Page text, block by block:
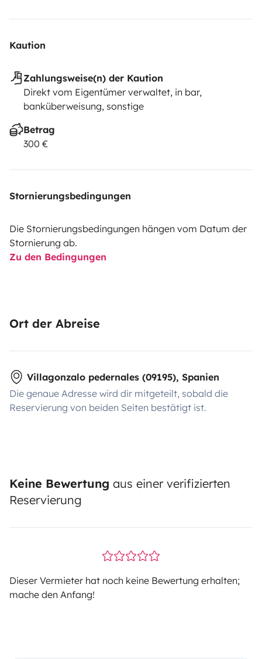
Kaution
Zahlungsweise(n) der Kaution
Direkt vom Eigentümer verwaltet, in bar,
banküberweisung, sonstige
Betrag
300 €
Stornierungsbedingungen
Die Stornierungsbedingungen hängen vom Datum der
Stornierung ab.
Zu den Bedingungen
Ort der Abreise
Villagonzalo pedernales (09195), Spanien
Die genaue Adresse wird dir mitgeteilt, sobald die
Reservierung von beiden Seiten bestätigt ist.
Keine Bewertung aus einer verifizierten
Reservierung
Dieser Vermieter hat noch keine Bewertung erhalten;
mache den Anfang!